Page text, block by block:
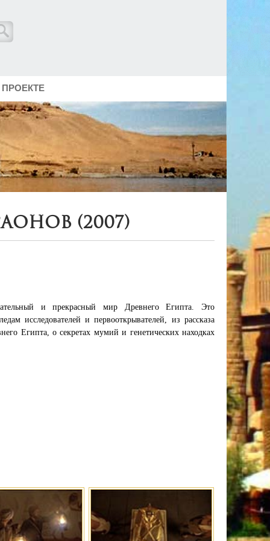
(2007)
и прекрасный мир Древнего Египта. Это
исследователей и первооткрывателей, из рассказа
Египта, о секретах мумий и генетических находках